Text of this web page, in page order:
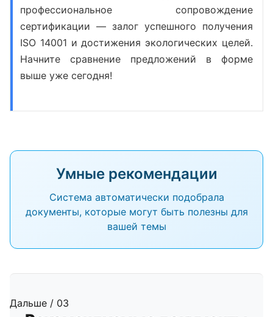
профессиональное сопровождение
сертификации — залог успешного получения
ISO 14001 и достижения экологических целей.
Начните сравнение предложений в форме
выше уже сегодня!
Умные рекомендации
Система автоматически подобрала
документы, которые могут быть полезны для
вашей темы
Дальше / 03